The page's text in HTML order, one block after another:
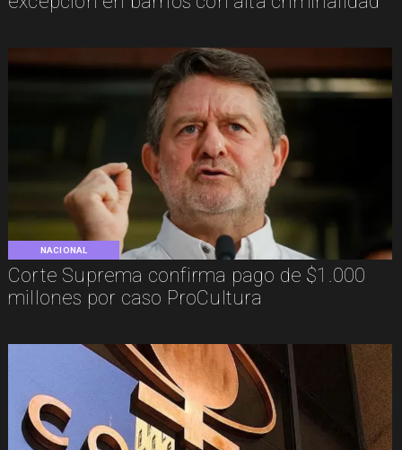
NACIONAL
Corte Suprema confirma pago de $1.000
millones por caso ProCultura